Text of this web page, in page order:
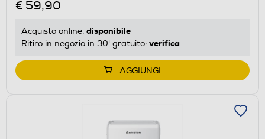
€ 59,90
Acquisto online: disponibile
Ritiro in negozio in 30' gratuito: verifica
AGGIUNGI